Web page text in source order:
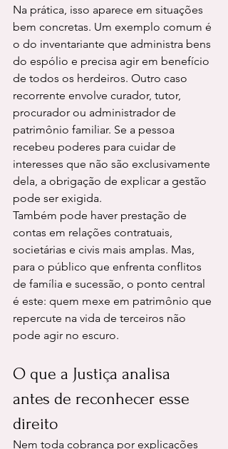
Na prática, isso aparece em situações
bem concretas. Um exemplo comum é
o do inventariante que administra bens
do espólio e precisa agir em benefício
de todos os herdeiros. Outro caso
recorrente envolve curador, tutor,
procurador ou administrador de
patrimônio familiar. Se a pessoa
recebeu poderes para cuidar de
interesses que não são exclusivamente
dela, a obrigação de explicar a gestão
pode ser exigida.
Também pode haver prestação de
contas em relações contratuais,
societárias e civis mais amplas. Mas,
para o público que enfrenta conflitos
de família e sucessão, o ponto central
é este: quem mexe em patrimônio que
repercute na vida de terceiros não
pode agir no escuro.
O que a Justiça analisa
antes de reconhecer esse
direito
Nem toda cobrança por explicações